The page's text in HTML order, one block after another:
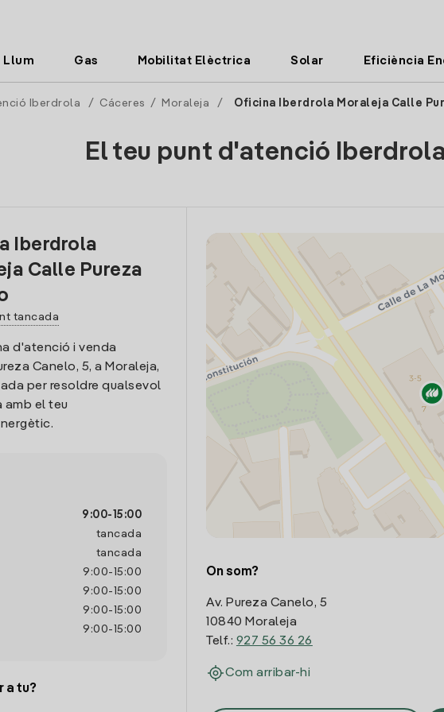
Llum Gas Mobilitat Elèctrica Solar Eficiència
Iberdrola / Cáceres / Moraleja / Oficina Iberdrola Moraleja Calle
El teu punt d'atenció
Iberdrola
Calle Pureza
tancada
d'atenció i venda
Canelo, 5, a Moraleja,
per resoldre qualsevol
amb el teu
9:00- 15:00
tancada
tancada
9:00- 15:00
9:00- 15:00
9:00- 15:00
9:00- 15:00
a tu?
On som?
Av. Pureza Canelo, 5
10840 Moraleja
Telf.: 927 56 36 26
Com arribar-hi